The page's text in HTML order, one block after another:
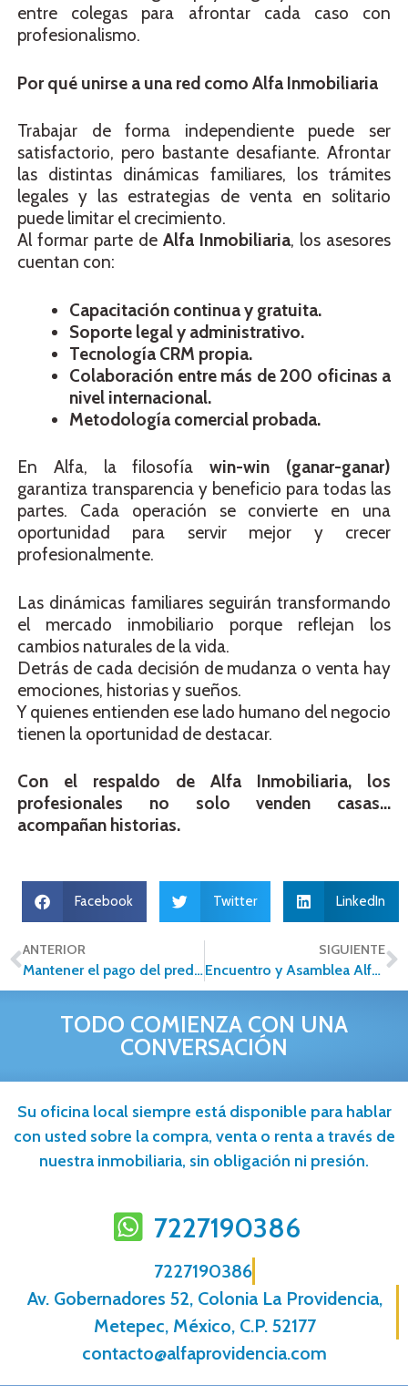
entre colegas para afrontar cada caso con
profesionalismo.
Por qué unirse a una red como Alfa Inmobiliaria
Trabajar de forma independiente puede ser
satisfactorio, pero bastante desafiante. Afrontar
las distintas dinámicas familiares, los trámites
legales y las estrategias de venta en solitario
puede limitar el crecimiento.
Al formar parte de Alfa Inmobiliaria, los asesores
cuentan con:
Capacitación continua y gratuita.
Soporte legal y administrativo.
Tecnología CRM propia.
Colaboración entre más de 200 oficinas a
nivel internacional.
Metodología comercial probada.
En Alfa, la filosofíawin-win (ganar-ganar)
garantiza transparencia y beneficio para todas las
partes. Cada operación se convierte en una
oportunidad para servir mejor y crecer
profesionalmente.
Las dinámicas familiares seguirán transformando
el mercado inmobiliario porque reflejan los
cambios naturales de la vida.
Detrás de cada decisión de mudanza o venta hay
emociones, historias y sueños.
Y quienes entienden ese lado humano del negocio
tienen la oportunidad de destacar.
Con el respaldo de Alfa Inmobiliaria, los
profesionales no solo venden casas…
acompañan historias.
Facebook Twitter LinkedIn
ANTERIOR
Mantener el pago del predial al día: una decisión inteligente para proteger tu patrimonio
SIGUIENTE
Encuentro y Asamblea Alfa Inmobiliaria 2026: Victoria con Propósito
TODO COMIENZA CON UNA
CONVERSACIÓN
Su oficina local siempre está disponible para hablar
con usted sobre la compra, venta o renta a través de
nuestra inmobiliaria, sin obligación ni presión.
7227190386
7227190386
Av. Gobernadores 52, Colonia La Providencia,
Metepec, México, C.P. 52177
contacto@alfaprovidencia.com